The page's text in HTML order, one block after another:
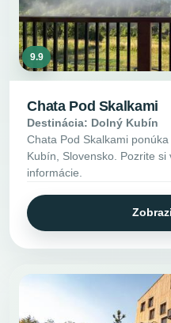
9.9
Chata Pod Skalkami
Destinácia: Dolný Kubín
Chata Pod Skalkami
Kubín, Slovensko. Pozrite
informácie.